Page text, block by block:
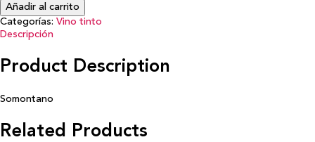
Añadir al carrito
Categorías: Vino tinto
Descripción
Product Description
Somontano
Related Products